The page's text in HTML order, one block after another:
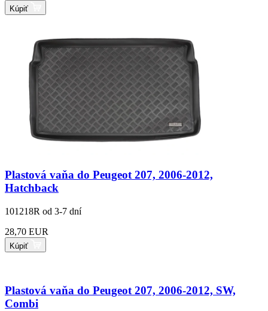
Kúpiť
Plastová vaňa do Peugeot 207, 2006-2012,
Hatchback
101218R od 3-7 dní
28,70 EUR
Kúpiť
Plastová vaňa do Peugeot 207, 2006-2012, SW,
Combi